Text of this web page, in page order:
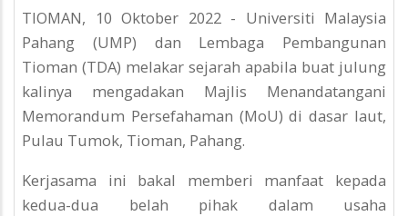
TIOMAN, 10 Oktober 2022 - Universiti Malaysia
Pahang (UMP) dan Lembaga Pembangunan
Tioman (TDA) melakar sejarah apabila buat julung
kalinya mengadakan Majlis Menandatangani
Memorandum Persefahaman (MoU) di dasar laut,
Pulau Tumok, Tioman, Pahang.
Kerjasama ini bakal memberi manfaat kepada
kedua-dua belah pihak dalam usaha